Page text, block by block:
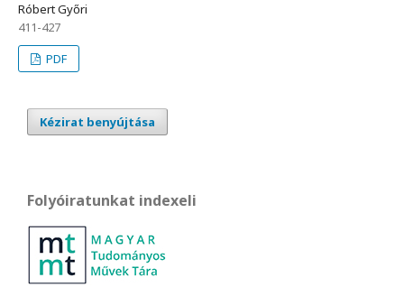
Róbert Győri
411-427
PDF
Kézirat benyújtása
Folyóiratunkat indexeli